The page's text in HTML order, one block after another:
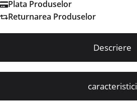
Plata Produselor
Returnarea Produselor
Descriere
caracteristici